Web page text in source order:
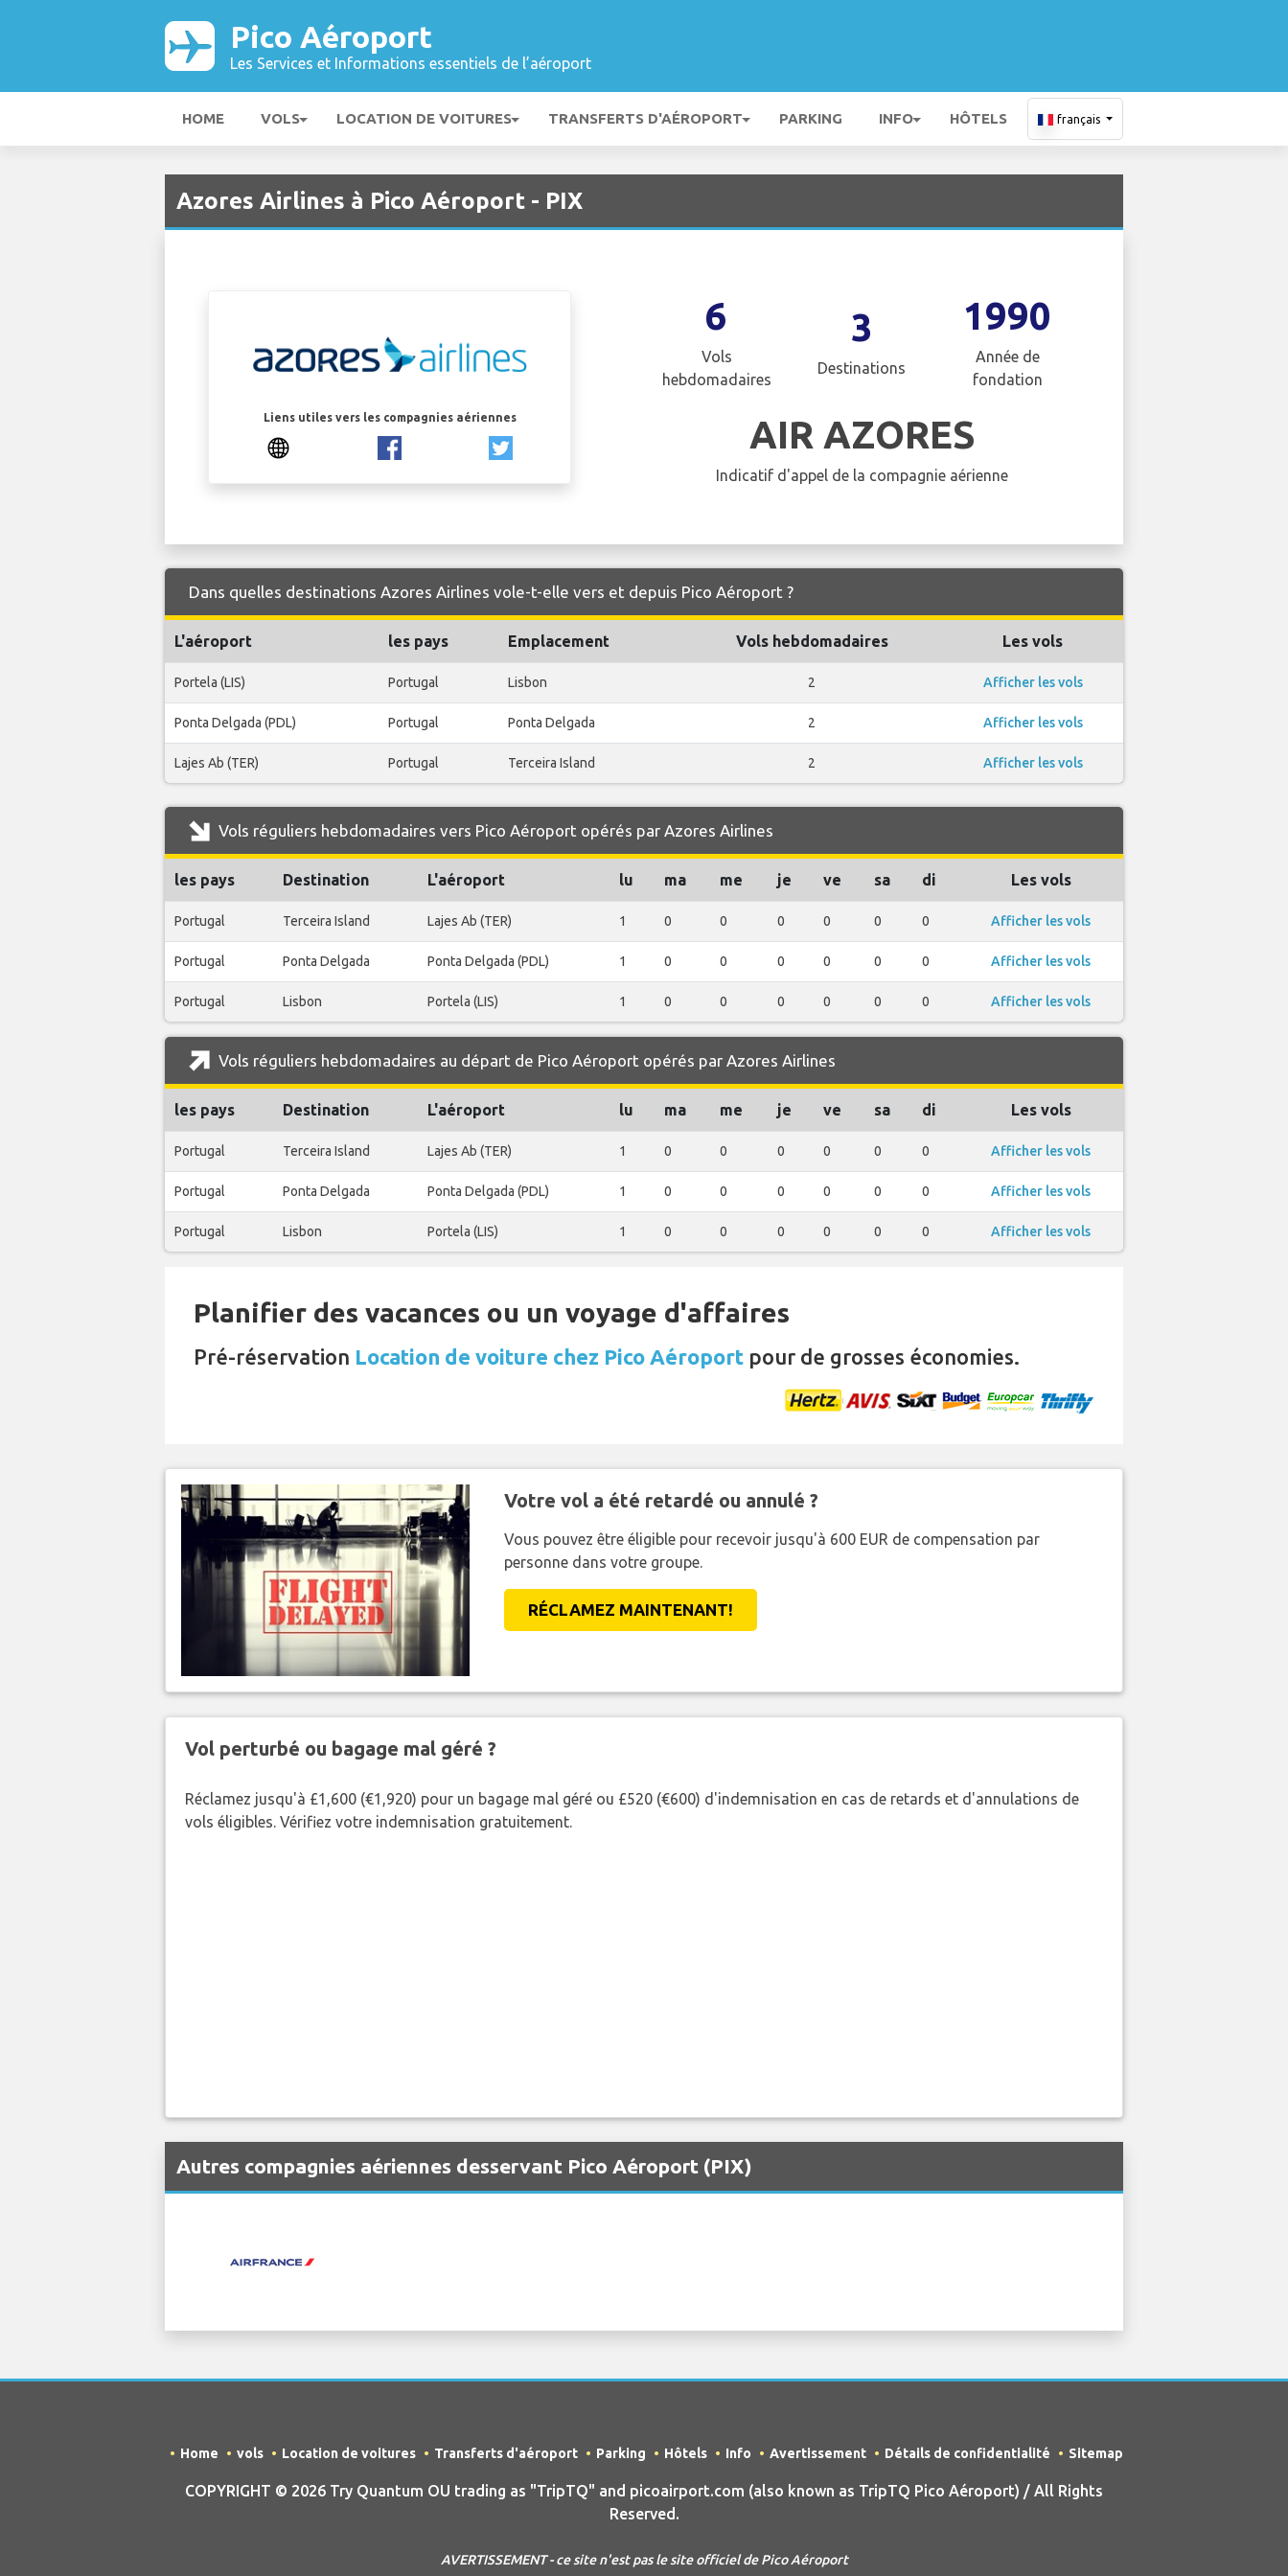
Pico Aéroport
Les Services et Informations essentiels de l’aéroport
HOME VOLS LOCATION DE VOITURES TRANSFERTS D'AÉROPORT PARKING INFO HÔTELS français
Azores Airlines à Pico Aéroport - PIX
Liens utiles vers les compagnies aériennes
6
Vols
hebdomadaires
3
Destinations
1990
Année de
fondation
AIR AZORES
Indicatif d'appel de la compagnie aérienne
Dans quelles destinations Azores Airlines vole-t-elle vers et depuis Pico Aéroport ?
L'aéroport les pays Emplacement Vols hebdomadaires Les vols
Portela (LIS) Portugal Lisbon 2 Afficher les vols
Ponta Delgada (PDL) Portugal Ponta Delgada 2 Afficher les vols
Lajes Ab (TER) Portugal Terceira Island 2 Afficher les vols
Vols réguliers hebdomadaires vers Pico Aéroport opérés par Azores Airlines
les pays Destination L'aéroport lu ma me je ve sa di Les vols
Portugal Terceira Island Lajes Ab (TER) 1 0 0 0 0 0 0 Afficher les vols
Portugal Ponta Delgada Ponta Delgada (PDL) 1 0 0 0 0 0 0 Afficher les vols
Portugal Lisbon Portela (LIS) 1 0 0 0 0 0 0 Afficher les vols
Vols réguliers hebdomadaires au départ de Pico Aéroport opérés par Azores Airlines
les pays Destination L'aéroport lu ma me je ve sa di Les vols
Portugal Terceira Island Lajes Ab (TER) 1 0 0 0 0 0 0 Afficher les vols
Portugal Ponta Delgada Ponta Delgada (PDL) 1 0 0 0 0 0 0 Afficher les vols
Portugal Lisbon Portela (LIS) 1 0 0 0 0 0 0 Afficher les vols
Planifier des vacances ou un voyage d'affaires
Pré-réservation Location de voiture chez Pico Aéroport pour de grosses économies.
Votre vol a été retardé ou annulé ?
Vous pouvez être éligible pour recevoir jusqu'à 600 EUR de compensation par
personne dans votre groupe.
RÉCLAMEZ MAINTENANT!
Vol perturbé ou bagage mal géré ?
Réclamez jusqu'à £1,600 (€1,920) pour un bagage mal géré ou £520 (€600) d'indemnisation en cas de retards et d'annulations de
vols éligibles. Vérifiez votre indemnisation gratuitement.
Autres compagnies aériennes desservant Pico Aéroport (PIX)
Home vols Location de voitures Transferts d'aéroport Parking Hôtels Info Avertissement Détails de confidentialité Sitemap
COPYRIGHT © 2026 Try Quantum OU trading as "TripTQ" and picoairport.com (also known as TripTQ Pico Aéroport) / All Rights
Reserved.
AVERTISSEMENT - ce site n'est pas le site officiel de Pico Aéroport